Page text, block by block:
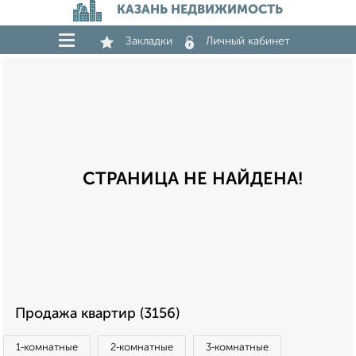
КАЗАНЬ НЕДВИЖИМОСТЬ
Закладки Личный кабинет
СТРАНИЦА НЕ НАЙДЕНА!
Продажа квартир (3156)
1‑комнатные 2‑комнатные 3‑комнатные